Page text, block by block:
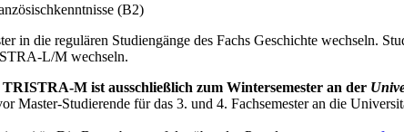
(B2)
in die regulären Studiengänge des Fachs Geschichte wechseln.
L/M wechseln.
M ist ausschließlich zum Wintersemester an der
Master-Studierende für das 3. und 4. Fachsemester an die